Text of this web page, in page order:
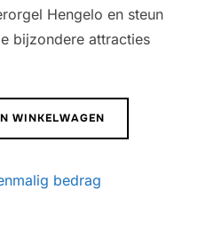
Hengelo en steun
bijzondere attracties
WINKELWAGEN
bedrag